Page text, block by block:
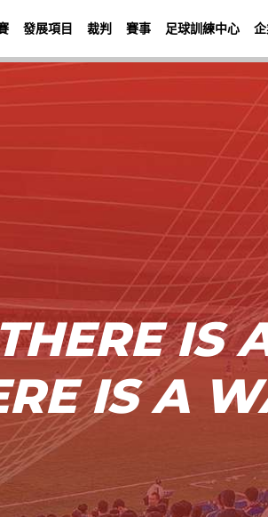
發展項目 裁判 賽事 足球訓練中心
IS
IS A